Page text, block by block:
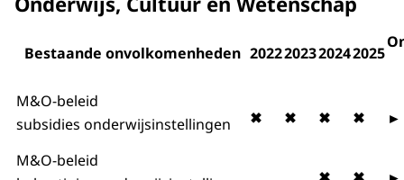
Bestaande onvolkomenheden 2022202320242025
M&O-beleid
subsidies onderwijsinstellingen
✖ ✖ ✖ ✖ ►
M&O-beleid